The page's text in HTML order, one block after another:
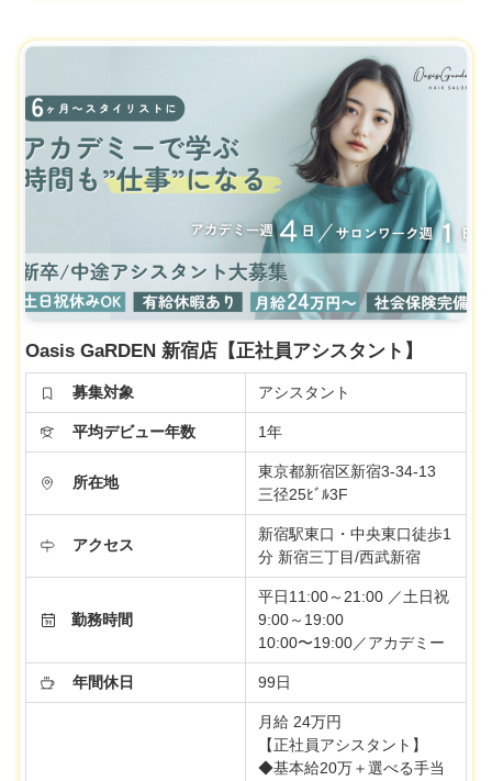
Oasis GaRDEN 新宿店【正社員アシスタント】
募集対象 アシスタント
平均デビュー年数 1年
所在地
東京都新宿区新宿3-34-13
三径25ﾋﾞﾙ3F
アクセス
新宿駅東口・中央東口徒歩1
分 新宿三丁目/西武新宿
勤務時間
平日11:00～21:00 ／土日祝
9:00～19:00
10:00〜19:00／アカデミー
年間休日 99日
月給 24万円
【正社員アシスタント】
◆基本給20万＋選べる手当